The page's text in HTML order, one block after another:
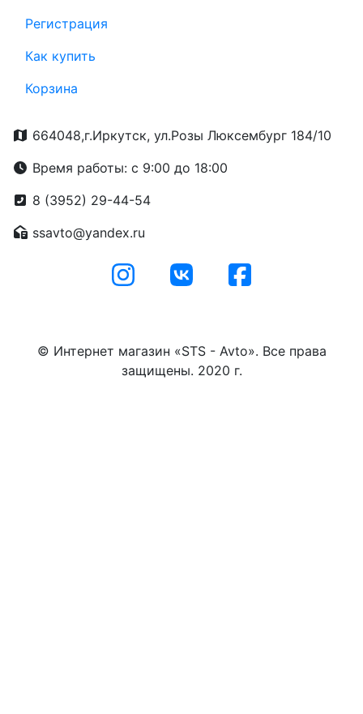
Регистрация
Как купить
Корзина
664048,г.Иркутск, ул.Розы Люксембург 184/10
Время работы: с 9:00 до 18:00
8 (3952) 29-44-54
ssavto@yandex.ru
© Интернет магазин «STS - Avto». Все права
защищены. 2020 г.